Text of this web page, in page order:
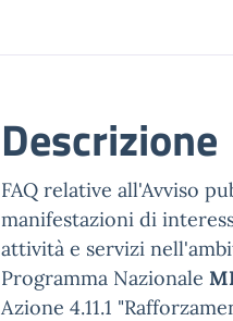
Descrizione
FAQ relative all'Avviso
manifestazioni di
attività e servizi
Programma Nazionale
Azione 4.11.1